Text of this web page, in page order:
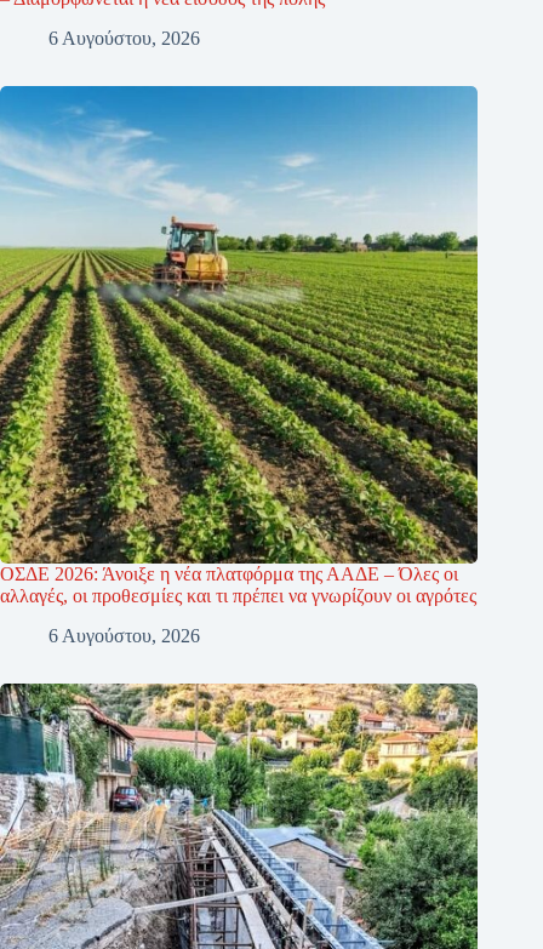
6 Αυγούστου, 2026
ΟΣΔΕ 2026: Άνοιξε η νέα πλατφόρμα της ΑΑΔΕ – Όλες οι
αλλαγές, οι προθεσμίες και τι πρέπει να γνωρίζουν οι αγρότες
6 Αυγούστου, 2026